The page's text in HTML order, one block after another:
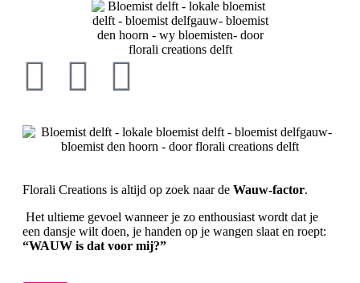
Florali Creations is altijd op zoek naar de Wauw-factor.
Het ultieme gevoel wanneer je zo enthousiast wordt dat je
een dansje wilt doen, je handen op je wangen slaat en roept:
“WAUW is dat voor mij?”